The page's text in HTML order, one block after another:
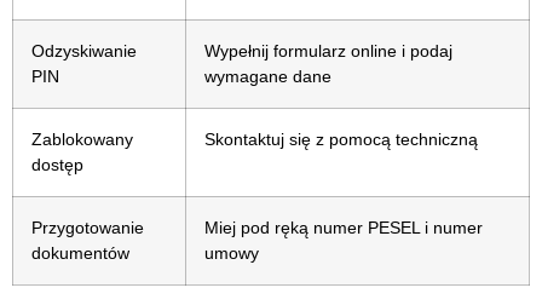
Odzyskiwanie
PIN
Wypełnij formularz online i podaj
wymagane dane
Zablokowany
dostęp
Skontaktuj się z pomocą techniczną
Przygotowanie
dokumentów
Miej pod ręką numer PESEL i numer
umowy